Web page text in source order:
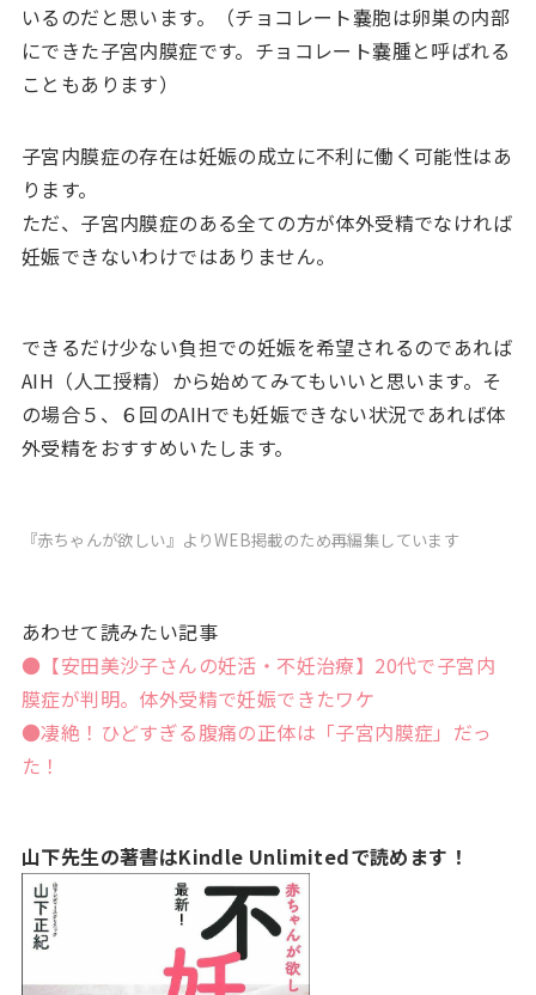
いるのだと思います。（チョコレート嚢胞は卵巣の内部
にできた子宮内膜症です。チョコレート嚢腫と呼ばれる
こともあります）
子宮内膜症の存在は妊娠の成立に不利に働く可能性はあ
ります。
ただ、子宮内膜症のある全ての方が体外受精でなければ
妊娠できないわけではありません。
できるだけ少ない負担での妊娠を希望されるのであれば
AIH（人工授精）から始めてみてもいいと思います。そ
の場合５、６回のAIHでも妊娠できない状況であれば体
外受精をおすすめいたします。
『赤ちゃんが欲しい』よりWEB掲載のため再編集しています
あわせて読みたい記事
●【安田美沙子さんの妊活・不妊治療】20代で子宮内
膜症が判明。体外受精で妊娠できたワケ
●凄絶！ひどすぎる腹痛の正体は「子宮内膜症」だっ
た！
山下先生の著書はKindle Unlimitedで読めます！